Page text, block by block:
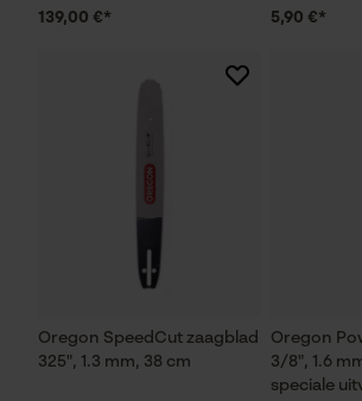
139,00 €* 5,90 €*
Oregon SpeedCut zaagblad
325", 1.3 mm, 38 cm
Oregon
3/8", 1.6
speciale